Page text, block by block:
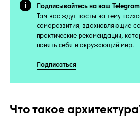
Подписывайтесь на наш
Там вас ждут посты на тему
саморазвития, вдохновляющие
практические рекомендации,
понять себя и окружающий мир.
Подписаться
Что такое